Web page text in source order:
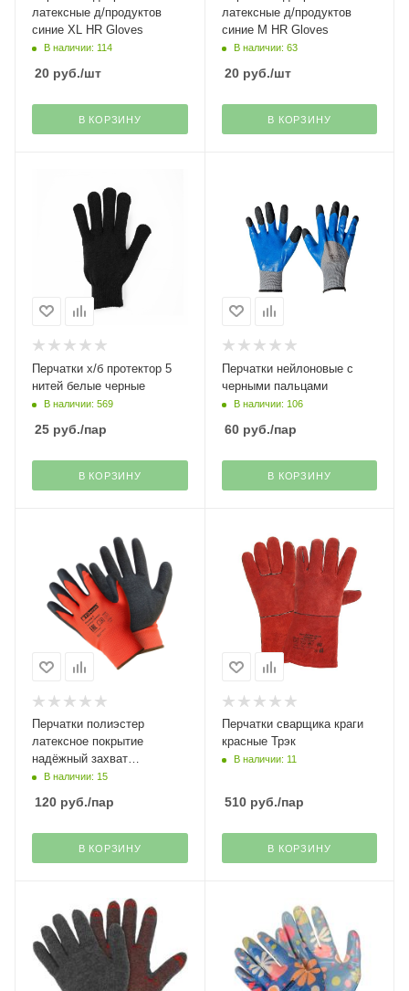
латексные д/продуктов
синие XL HR Gloves
В наличии: 114
20 руб./шт
В КОРЗИНУ
латексные д/продуктов
синие M HR Gloves
В наличии: 63
20руб./шт
В КОРЗИНУ
Перчатки х/б протектор 5
нитей белые черные
В наличии: 569
25 руб./пар
В КОРЗИНУ
Перчатки нейлоновые с
черными пальцами
В наличии: 106
60руб./пар
В КОРЗИНУ
Перчатки полиэстер
латексное покрытие
надёжный захват
Монтажник размер 9
В наличии: 15
120 руб./пар
В КОРЗИНУ
Перчатки сварщика краги
красные Трэк
В наличии: 11
510руб./пар
В КОРЗИНУ